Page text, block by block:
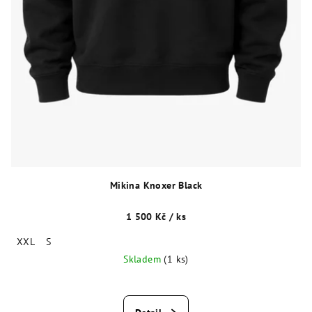
Mikina Knoxer Black
1 500 Kč / ks
XXL
S
Skladem(1 ks)